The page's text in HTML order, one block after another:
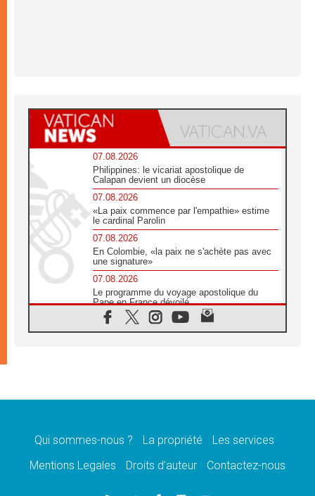
07.08.2026
Philippines: le vicariat apostolique de
Calapan devient un diocèse
07.08.2026
«La paix commence par l'empathie» estime
le cardinal Parolin
07.08.2026
En Colombie, «la paix ne s'achète pas avec
une signature»
07.08.2026
Le programme du voyage apostolique du
Pape en France dévoilé
07.08.2026
1ère Conférence continentale sur l'éducation
07.08.2026
07.08.2026
lancement des «dix jours de prière pour la
06.08.2026
Qui sommes-nous ? La propriété
Les services
Mentions Legales
Droits d’auteur Contactez-nous